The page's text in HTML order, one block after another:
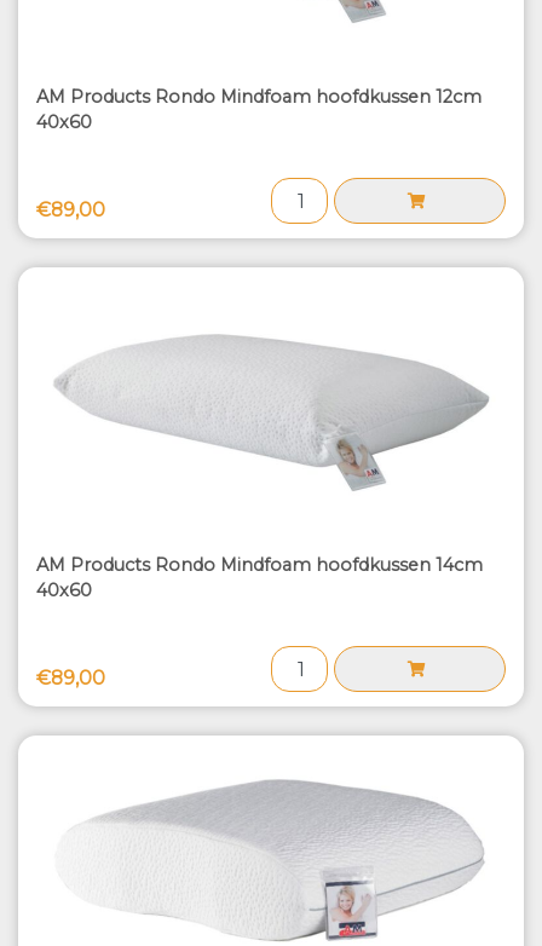
AM Products Rondo Mindfoam hoofdkussen 12cm
40x60
€89,00
AM Products Rondo Mindfoam hoofdkussen 14cm
40x60
€89,00